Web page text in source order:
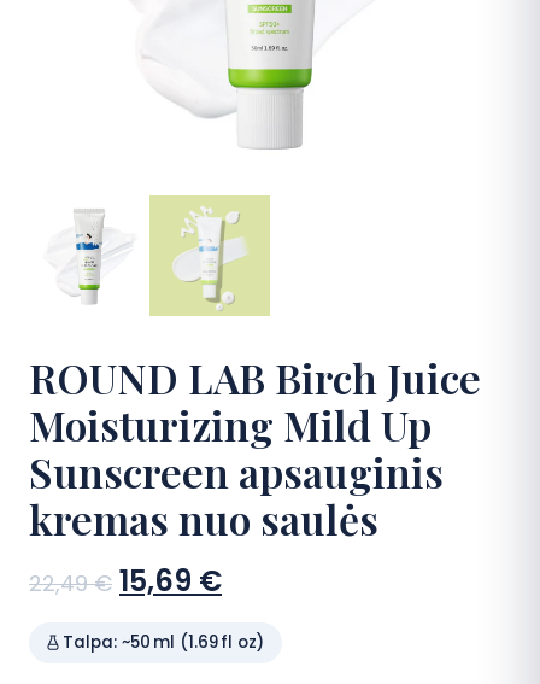
Apsipirkti
ROUND LAB Birch Juice
Moisturizing Mild Up
Sunscreen apsauginis
kremas nuo saulės
22,49€ Sena
kaina:
15,69 €Dabartinė
kaina:
Talpa: ~50 ml (1.69 fl oz)